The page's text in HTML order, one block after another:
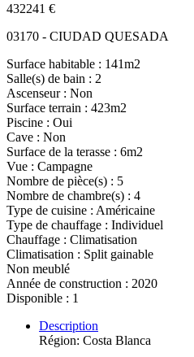
432241 €
03170 - CIUDAD QUESADA
Surface habitable : 141m2
Salle(s) de bain : 2
Ascenseur : Non
Surface terrain : 423m2
Piscine : Oui
Cave : Non
Surface de la terasse : 6m2
Vue : Campagne
Nombre de pièce(s) : 5
Nombre de chambre(s) : 4
Type de cuisine : Américaine
Type de chauffage : Individuel
Chauffage : Climatisation
Climatisation : Split gainable
Non meublé
Année de construction : 2020
Disponible : 1
Description
Région: Costa Blanca